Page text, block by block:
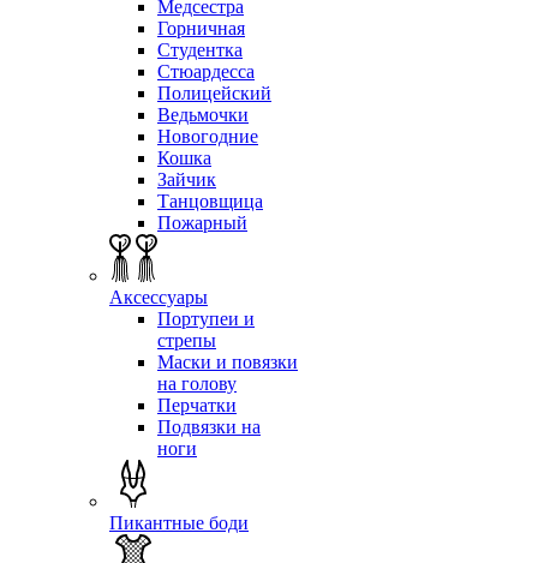
Медсестра
Горничная
Студентка
Стюардесса
Полицейский
Ведьмочки
Новогодние
Кошка
Зайчик
Танцовщица
Пожарный
Аксессуары
Портупеи и
стрепы
Маски и повязки
на голову
Перчатки
Подвязки на
ноги
Пикантные боди